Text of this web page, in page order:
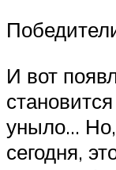
И вот
уныло… Но,
сегодня,